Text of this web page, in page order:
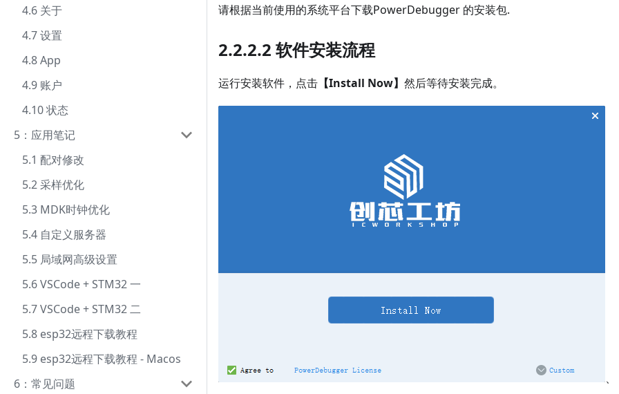
4.6 关于
4.7 设置
4.8 App
4.9 账户
4.10 状态
5：应用笔记
5.1 配对修改
5.2 采样优化
5.3 MDK时钟优化
5.4 自定义服务器
5.5 局域网高级设置
5.6 VSCode + STM32 一
5.7 VSCode + STM32 二
5.8 esp32远程下载教程
5.9 esp32远程下载教程 - Macos
6：常见问题
请根据当前使用的系统平台下载PowerDebugger 的安装包.
2.2.2.2 软件安装流程
运行安装软件，点击 【Install Now】 然后等待安装完成。
、